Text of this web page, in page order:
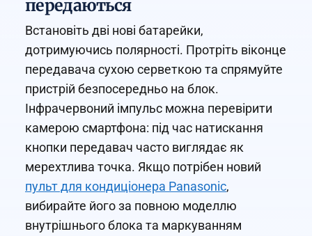
передаються
Встановіть дві нові батарейки,
дотримуючись полярності. Протріть віконце
передавача сухою серветкою та спрямуйте
пристрій безпосередньо на блок.
Інфрачервоний імпульс можна перевірити
камерою смартфона: під час натискання
кнопки передавач часто виглядає як
мерехтлива точка. Якщо потрібен новий
пульт для кондиціонера Panasonic,
вибирайте його за повною моделлю
внутрішнього блока та маркуванням